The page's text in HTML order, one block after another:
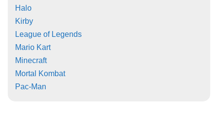
Halo
Kirby
League of Legends
Mario Kart
Minecraft
Mortal Kombat
Pac-Man